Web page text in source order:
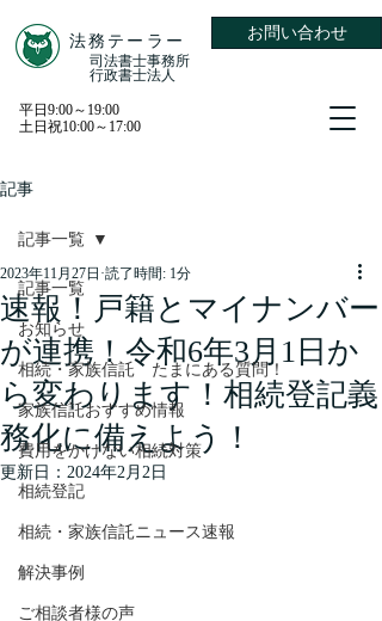
​法務テーラー
​司法書士事務所
​行政書士法人
お問い合わせ
平日9:00～19:00
土日祝10:00～17:00
記事
記事一覧
お知らせ
相続・家族信託 たまにある質問！
家族信託おすすめ情報
費用をかけない相続対策
相続登記
相続・家族信託ニュース速報
解決事例
ご相談者様の声
記事一覧
速報！戸籍とマイナンバー
が連携！令和6年3月1日か
ら変わります！相続登記義
務化に備えよう！
2023年11月27日 読了時間: 1分
更新日： 2024年2月2日